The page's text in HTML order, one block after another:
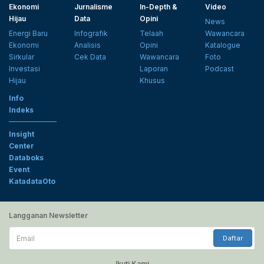
Ekonomi
Hijau
Energi Baru
Ekonomi
Sirkular
Investasi
Hijau
Jurnalisme
Data
Infografik
Analisis
Cek Data
In-Depth &
Opini
Telaah
Opini
Wawancara
Laporan
Khusus
Video
News
Wawancara
Katalogue
Foto
Podcast
Info
Indeks
Insight
Center
Databoks
Event
KatadataOto
Langganan Newsletter
Email
Daftar